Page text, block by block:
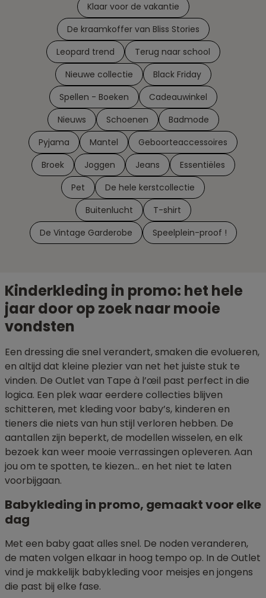
Klaar voor de vakantie
De kraamkoffer van Bliss Stories
Leopard trend
Terug naar school
Nieuwe collectie
Black Friday
Spellen - Boeken
Cadeauwinkel
Nieuws
Schoenen
Badmode
Pyjama
Mantel
Geboorteaccessoires
Broek
Joggen Jeans
Essentiëles
Pet
De hele kerstcollectie
Buitenlucht
T-shirt
De Vintage Garderobe
Speelplein-proof !
Kinderkleding in promo: het hele
jaar door op zoek naar mooie
vondsten
Een dressing die snel verandert, smaken die evolueren,
en altijd dat kleine plezier van net het juiste stuk te
vinden. De Outlet van Tape à l’œil past perfect in die
logica. Een plek waar eerdere collecties blijven
schitteren, met kleding voor baby’s, kinderen en
tieners die niets van hun stijl verloren hebben. De
aantallen zijn beperkt, de modellen wisselen, en elk
bezoek kan weer mooie verrassingen opleveren. Aan
jou om te spotten, te kiezen… en het niet te laten
voorbijgaan.
Babykleding in promo, gemaakt voor elke
dag
Met een baby gaat alles snel. De noden veranderen,
de maten volgen elkaar in hoog tempo op. In de Outlet
vind je makkelijk babykleding voor meisjes en jongens
die past bij elke fase.